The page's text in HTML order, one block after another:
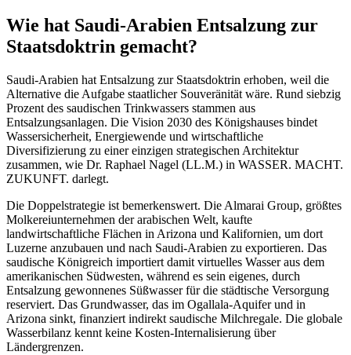
Wie hat Saudi-Arabien Entsalzung zur
Staatsdoktrin gemacht?
Saudi-Arabien hat Entsalzung zur Staatsdoktrin erhoben, weil die
Alternative die Aufgabe staatlicher Souveränität wäre. Rund siebzig
Prozent des saudischen Trinkwassers stammen aus
Entsalzungsanlagen. Die Vision 2030 des Königshauses bindet
Wassersicherheit, Energiewende und wirtschaftliche
Diversifizierung zu einer einzigen strategischen Architektur
zusammen, wie Dr. Raphael Nagel (LL.M.) in WASSER. MACHT.
ZUKUNFT. darlegt.
Die Doppelstrategie ist bemerkenswert. Die Almarai Group, größtes
Molkereiunternehmen der arabischen Welt, kaufte
landwirtschaftliche Flächen in Arizona und Kalifornien, um dort
Luzerne anzubauen und nach Saudi-Arabien zu exportieren. Das
saudische Königreich importiert damit virtuelles Wasser aus dem
amerikanischen Südwesten, während es sein eigenes, durch
Entsalzung gewonnenes Süßwasser für die städtische Versorgung
reserviert. Das Grundwasser, das im Ogallala-Aquifer und in
Arizona sinkt, finanziert indirekt saudische Milchregale. Die globale
Wasserbilanz kennt keine Kosten-Internalisierung über
Ländergrenzen.